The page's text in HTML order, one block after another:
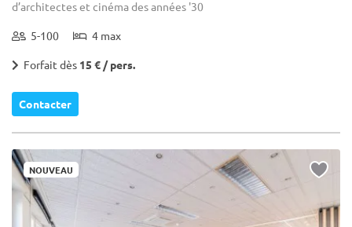
d’architectes et cinéma des années '30
5-100 4 max
Forfait dès 15 € / pers.
Contacter
NOUVEAU